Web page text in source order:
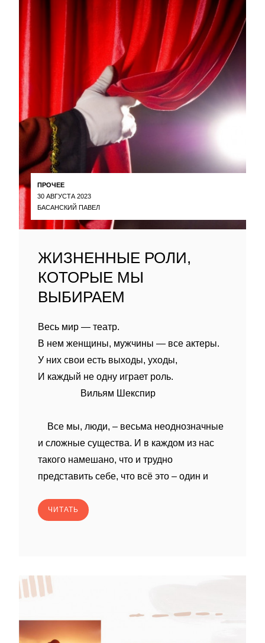
ПРОЧЕЕ
30 АВГУСТА 2023
БАСАНСКИЙ ПАВЕЛ
ЖИЗНЕННЫЕ РОЛИ,
КОТОРЫЕ МЫ
ВЫБИРАЕМ
Весь мир — театр.
В нем женщины, мужчины — все актеры.
У них свои есть выходы, уходы,
И каждый не одну играет роль.
Вильям Шекспир
Все мы, люди, – весьма неоднозначные
и сложные существа. И в каждом из нас
такого намешано, что и трудно
представить себе, что всё это – один и
ЧИТАТЬ